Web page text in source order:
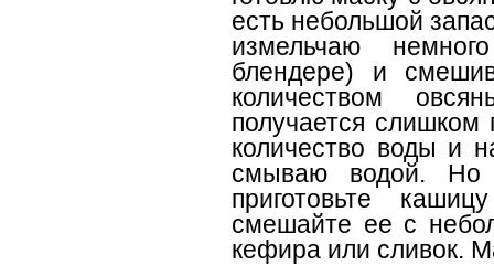
есть небольшой
измельчаю
блендере) и
количеством
получается слишком
количество воды и
смываю водой.
приготовьте
смешайте ее с
кефира или сливок.